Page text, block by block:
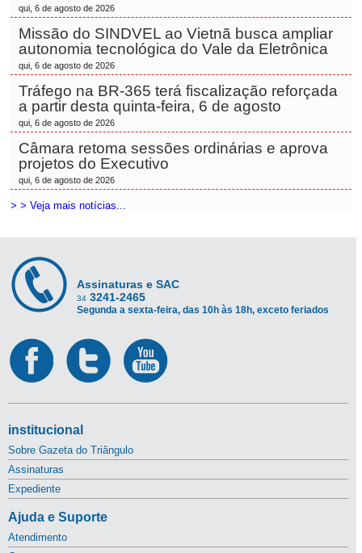
qui, 6 de agosto de 2026
Missão do SINDVEL ao Vietnã busca ampliar
autonomia tecnológica do Vale da Eletrônica
qui, 6 de agosto de 2026
Tráfego na BR-365 terá fiscalização reforçada
a partir desta quinta-feira, 6 de agosto
qui, 6 de agosto de 2026
Câmara retoma sessões ordinárias e aprova
projetos do Executivo
qui, 6 de agosto de 2026
> > Veja mais notícias...
Assinaturas e SAC
34 3241-2465
Segunda a sexta-feira, das 10h às 18h, exceto feriados
institucional
Sobre Gazeta do Triângulo
Assinaturas
Expediente
Ajuda e Suporte
Atendimento